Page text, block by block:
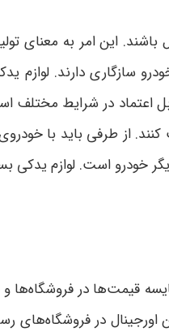
باشند. این امر به
سازگاری دارند. لوازم
در شرایط مختلف
از طرفی باید با
خودرو است. لوازم یدکی
قیمت‌ها در فروشگاه‌ها
در فروشگاه‌های